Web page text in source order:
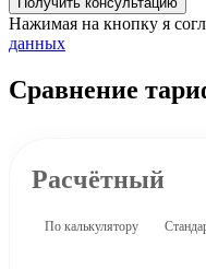
Нажимая на кнопку я
данных
Сравнение
Расчётный
По калькулятору